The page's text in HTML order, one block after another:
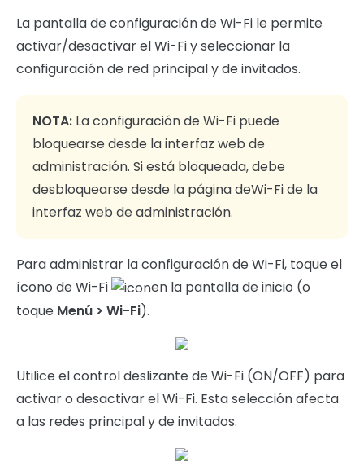
La pantalla de configuración de Wi-Fi le permite
activar/desactivar el Wi-Fi y seleccionar la
configuración de red principal y de invitados.
NOTA: La configuración de Wi-Fi puede
bloquearse desde la interfaz web de
administración. Si está bloqueada, debe
desbloquearse desde la página deWi-Fi de la
interfaz web de administración.
Para administrar la configuración de Wi-Fi, toque el
ícono de Wi-Fi
en la pantalla de inicio (o
toque Menú > Wi-Fi).
Utilice el control deslizante de Wi-Fi (ON/OFF) para
activar o desactivar el Wi-Fi. Esta selección afecta
a las redes principal y de invitados.